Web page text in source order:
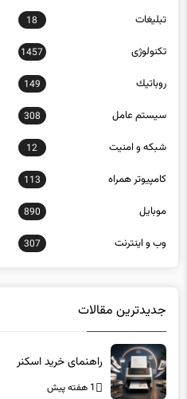
تبلیغات 18
تکنولوژی 1457
روباتيك 149
سيستم عامل 308
شبكه و امنيت 12
كامپيوتر همراه 113
موبايل 890
وب و اينترنت 307
جدیدترین مقالات
راهنمای خرید اسکنر
1 هفته پیش